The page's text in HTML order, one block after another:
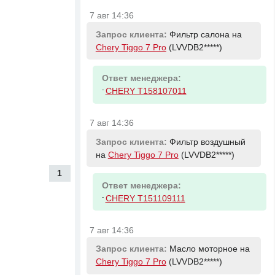
1
7 авг 14:36
Запрос клиента: Фильтр салона на
Chery Tiggo 7 Pro(LVVDB2*****)
Ответ менеджера:
- CHERY T158107011
7 авг 14:36
Запрос клиента: Фильтр воздушный
на Chery Tiggo 7 Pro(LVVDB2*****)
Ответ менеджера:
- CHERY T151109111
7 авг 14:36
Запрос клиента: Масло моторное на
Chery Tiggo 7 Pro(LVVDB2*****)